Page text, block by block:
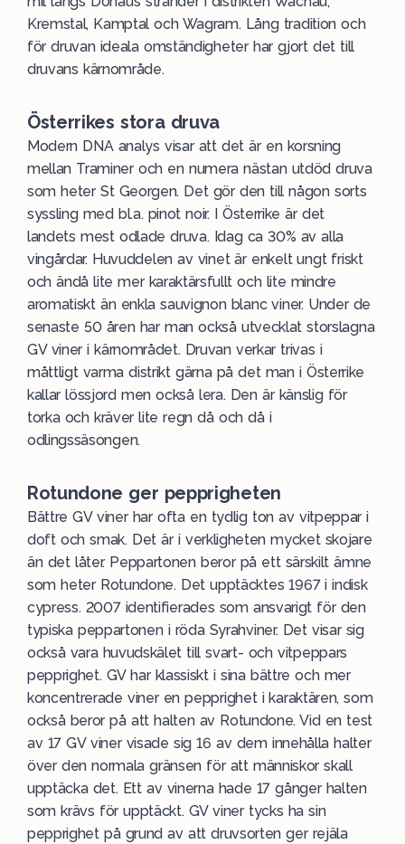
Kremstal, Kamptal och Wagram. Lång tradition och
för druvan ideala omständigheter har gjort det till
druvans kärnområde.
Österrikes stora druva
Modern DNA analys visar att det är en korsning
mellan Traminer och en numera nästan utdöd druva
som heter St Georgen. Det gör den till någon sorts
syssling med bl.a. pinot noir. I Österrike är det
landets mest odlade druva. Idag ca 30% av alla
vingårdar. Huvuddelen av vinet är enkelt ungt friskt
och ändå lite mer karaktärsfullt och lite mindre
aromatiskt än enkla sauvignon blanc viner. Under de
senaste 50 åren har man också utvecklat storslagna
GV viner i kärnområdet. Druvan verkar trivas i
måttligt varma distrikt gärna på det man i Österrike
kallar lössjord men också lera. Den är känslig för
torka och kräver lite regn då och då i
odlingssäsongen.
Rotundone ger pepprigheten
Bättre GV viner har ofta en tydlig ton av vitpeppar i
doft och smak. Det är i verkligheten mycket skojare
än det låter. Peppartonen beror på ett särskilt ämne
som heter Rotundone. Det upptäcktes 1967 i indisk
cypress. 2007 identifierades som ansvarigt för den
typiska peppartonen i röda Syrahviner. Det visar sig
också vara huvudskälet till svart- och vitpeppars
pepprighet. GV har klassiskt i sina bättre och mer
koncentrerade viner en pepprighet i karaktären, som
också beror på att halten av Rotundone. Vid en test
av 17 GV viner visade sig 16 av dem innehålla halter
över den normala gränsen för att människor skall
upptäcka det. Ett av vinerna hade 17 gånger halten
som krävs för upptäckt. GV viner tycks ha sin
pepprighet på grund av att druvsorten ger rejäla